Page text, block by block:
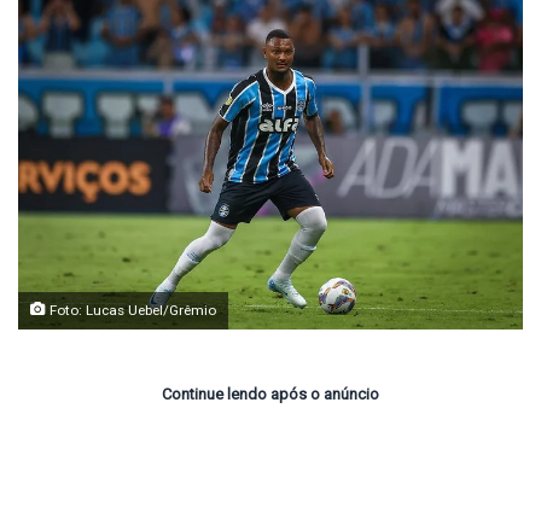
Foto: Lucas Uebel/Grêmio
Continue lendo após o anúncio